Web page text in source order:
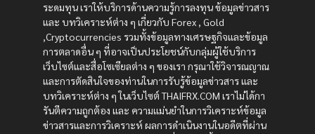
ระดมทุน เราให้บริการด้านความรู้การลงทุน ข้อมูลข่าวสาร
และ บทวิเคราะห์ต่าง ๆ เกี่ยวกับ Forex , Gold
,Cryptocurrencies รวมทั้งข้อมูลทางเศรษฐกิจและข้อมูล
การตลาดอื่น ๆ ที่อาจเป็นประโยชน์กับกลุ่มผู้ใช้บริการ
เว็บไซต์และสื่อโซเซียลต่าง ๆ ของเรา กรุณาใช้วิจารณญาณ
และการตัดสินใจของท่านในการรับรู้ข้อมูลข่าวสาร และ
บทวิเคราะห์ต่าง ๆ ในเว็บไซต์ THAIFRX.COM เราไม่ได้กา
รันตีความถูกต้อง และ ความแม่นยำในการวิเคราะห์ข้อมูล
ข่าวสารและการวิเคราะห์ ผลการดำเนินงานในอดีตที่ผ่าน